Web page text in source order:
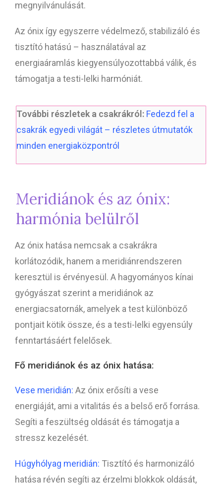
megnyilvánulását.
Az ónix így egyszerre védelmező, stabilizáló és
tisztító hatású – használatával az
energiaáramlás kiegyensúlyozottabbá válik, és
támogatja a testi-lelki harmóniát.
További részletek a csakrákról: Fedezd fel a
csakrák egyedi világát – részletes útmutatók
minden energiaközpontról
Meridiánok és az ónix:
harmónia belülről
Az ónix hatása nemcsak a csakrákra
korlátozódik, hanem a meridiánrendszeren
keresztül is érvényesül. A hagyományos kínai
gyógyászat szerint a meridiánok az
energiacsatornák, amelyek a test különböző
pontjait kötik össze, és a testi-lelki egyensúly
fenntartásáért felelősek.
Fő meridiánok és az ónix hatása:
Vese meridián: Az ónix erősíti a vese
energiáját, ami a vitalitás és a belső erő forrása.
Segíti a feszültség oldását és támogatja a
stressz kezelését.
Húgyhólyag meridián: Tisztító és harmonizáló
hatása révén segíti az érzelmi blokkok oldását,